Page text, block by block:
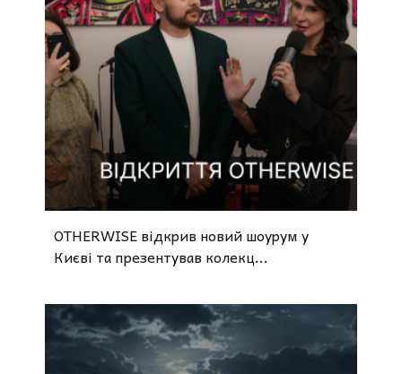
OTHERWISE відкрив новий шоурум у
Києві та презентував колекц...